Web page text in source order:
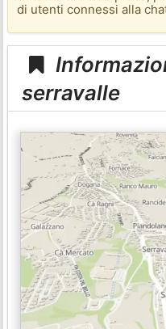
di utenti connessi alla
serravalle